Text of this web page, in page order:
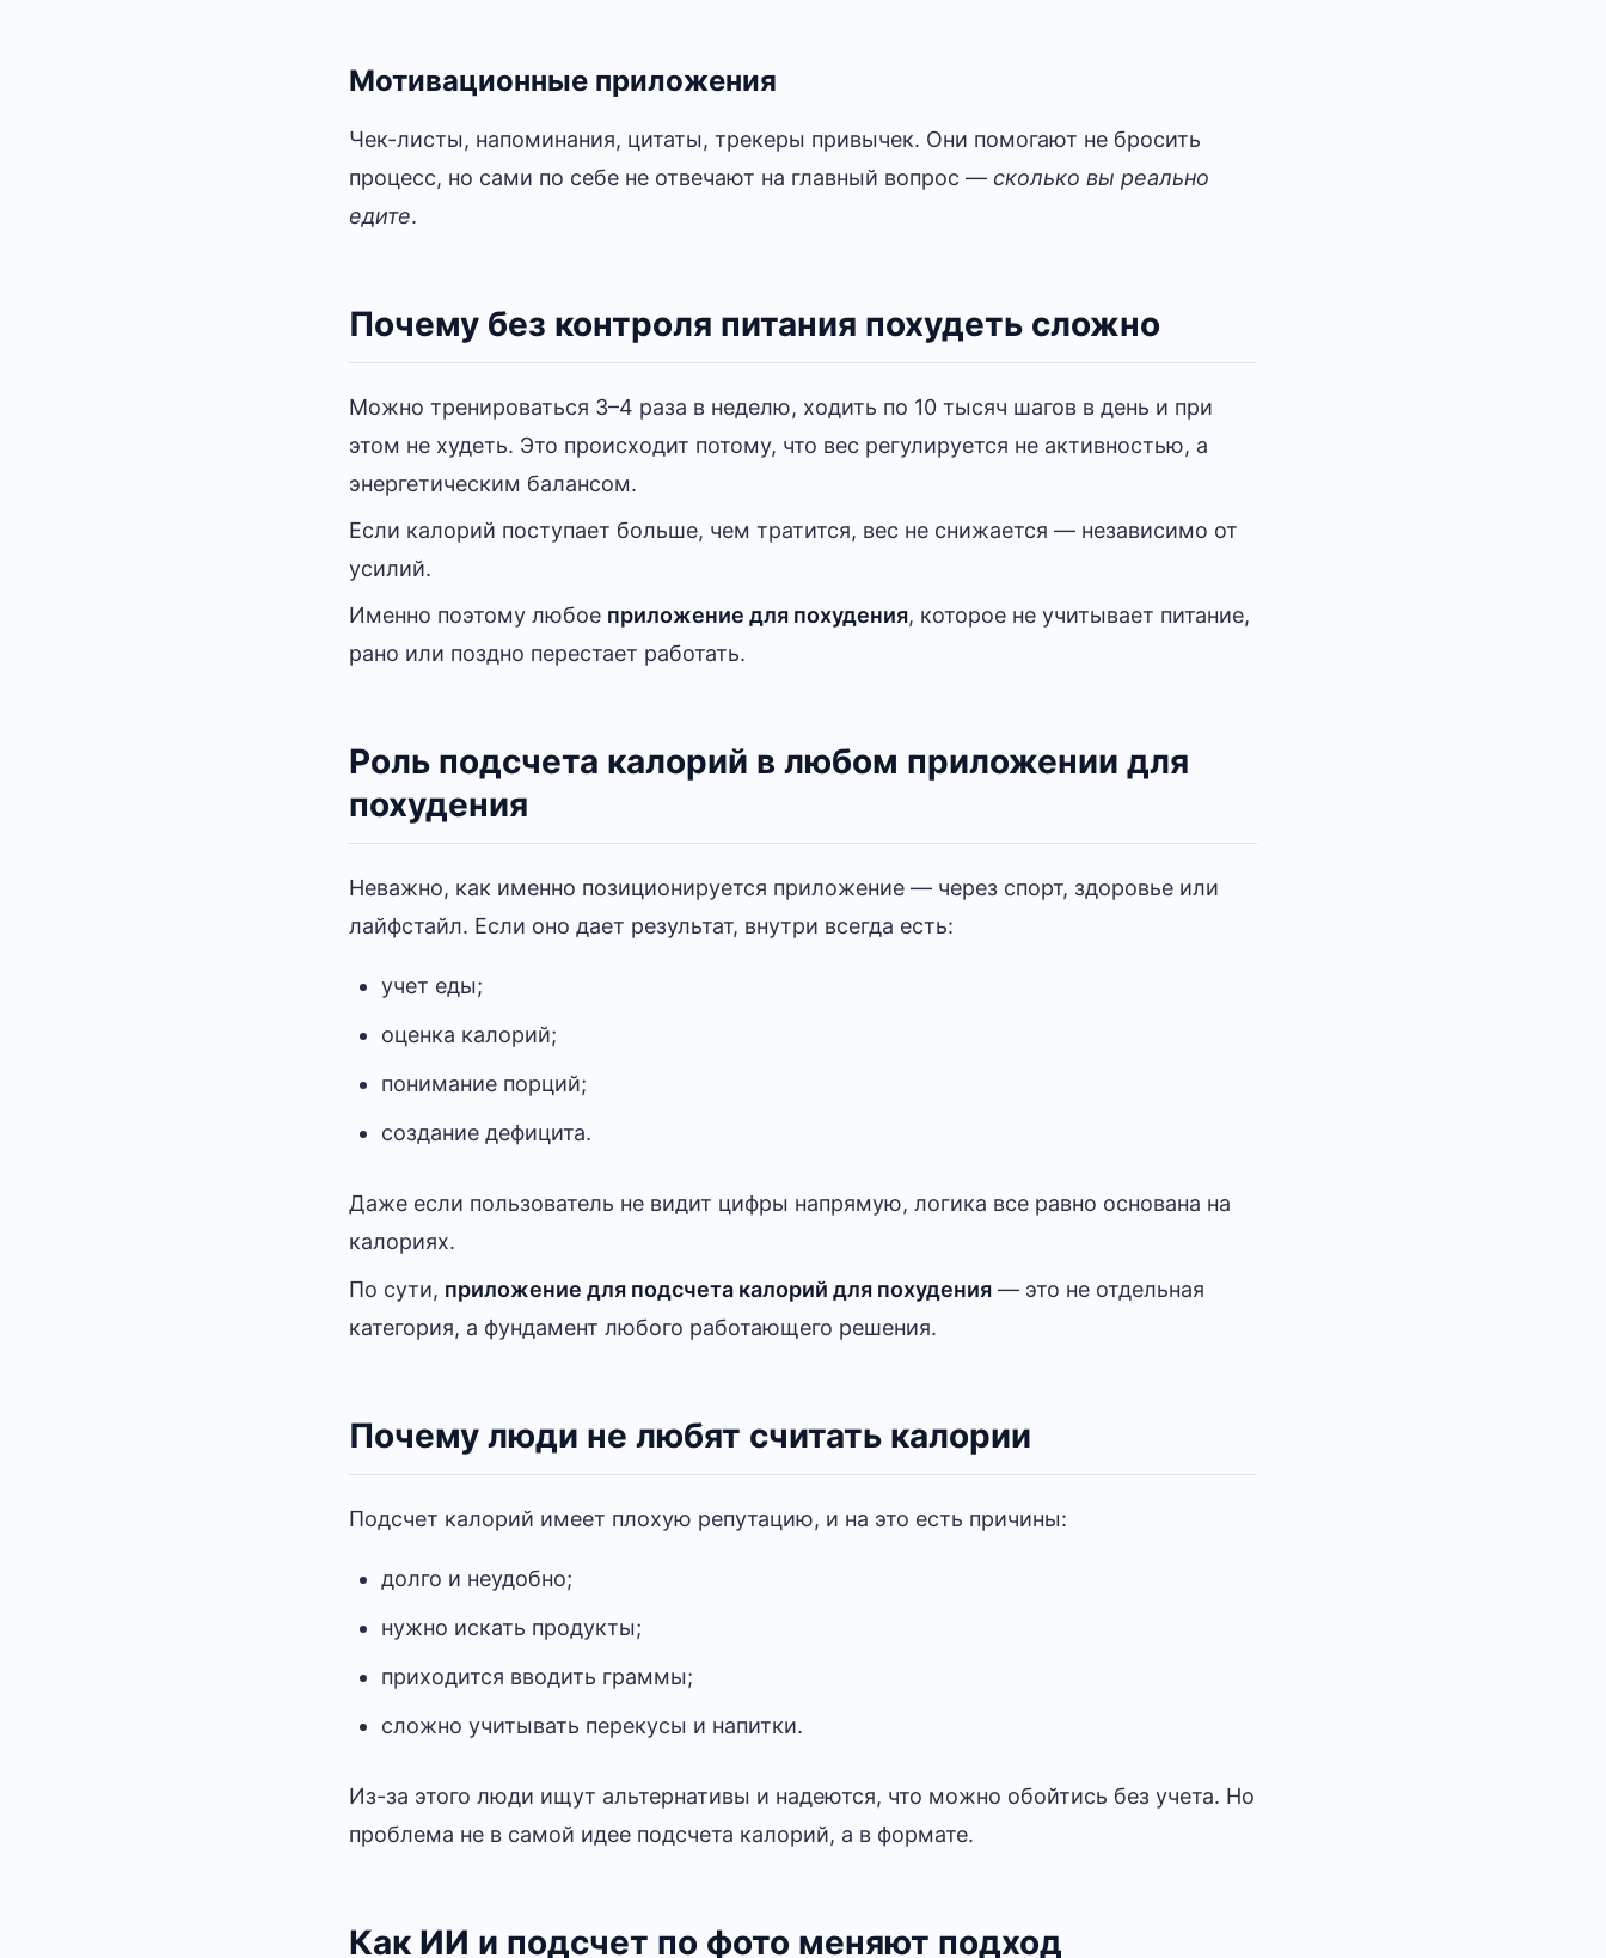
Мотивационные приложения
Чек-листы, напоминания, цитаты, трекеры привычек. Они помогают не бросить
процесс, но сами по себе не отвечают на главный вопрос — сколько вы реально
едите.
Почему без контроля питания похудеть сложно
Можно тренироваться 3–4 раза в неделю, ходить по 10 тысяч шагов в день и при
этом не худеть. Это происходит потому, что вес регулируется не активностью, а
энергетическим балансом.
Если калорий поступает больше, чем тратится, вес не снижается — независимо от
усилий.
Именно поэтому любое приложение для похудения, которое не учитывает питание,
рано или поздно перестает работать.
Роль подсчета калорий в любом приложении для
похудения
Неважно, как именно позиционируется приложение — через спорт, здоровье или
лайфстайл. Если оно дает результат, внутри всегда есть:
учет еды;
оценка калорий;
понимание порций;
создание дефицита.
Даже если пользователь не видит цифры напрямую, логика все равно основана на
калориях.
По сути, приложение для подсчета калорий для похудения — это не отдельная
категория, а фундамент любого работающего решения.
Почему люди не любят считать калории
Подсчет калорий имеет плохую репутацию, и на это есть причины:
долго и неудобно;
нужно искать продукты;
приходится вводить граммы;
сложно учитывать перекусы и напитки.
Из-за этого люди ищут альтернативы и надеются, что можно обойтись без учета. Но
проблема не в самой идее подсчета калорий, а в формате.
Как ИИ и подсчет по фото меняют подход